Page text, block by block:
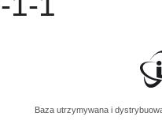
Baza utrzymywana i